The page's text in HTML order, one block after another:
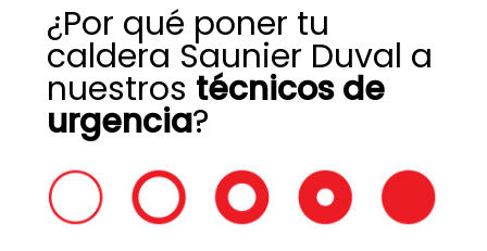
¿Por qué poner tu
caldera Saunier Duval a
nuestros técnicos de
urgencia?